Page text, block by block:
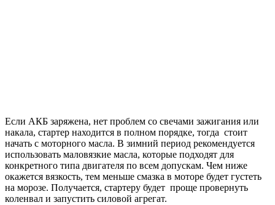
Если АКБ заряжена, нет проблем со свечами зажигания или
накала, стартер находится в полном порядке, тогда стоит
начать с моторного масла. В зимний период рекомендуется
использовать маловязкие масла, которые подходят для
конкретного типа двигателя по всем допускам. Чем ниже
окажется вязкость, тем меньше смазка в моторе будет густеть
на морозе. Получается, стартеру будет проще провернуть
коленвал и запустить силовой агрегат.